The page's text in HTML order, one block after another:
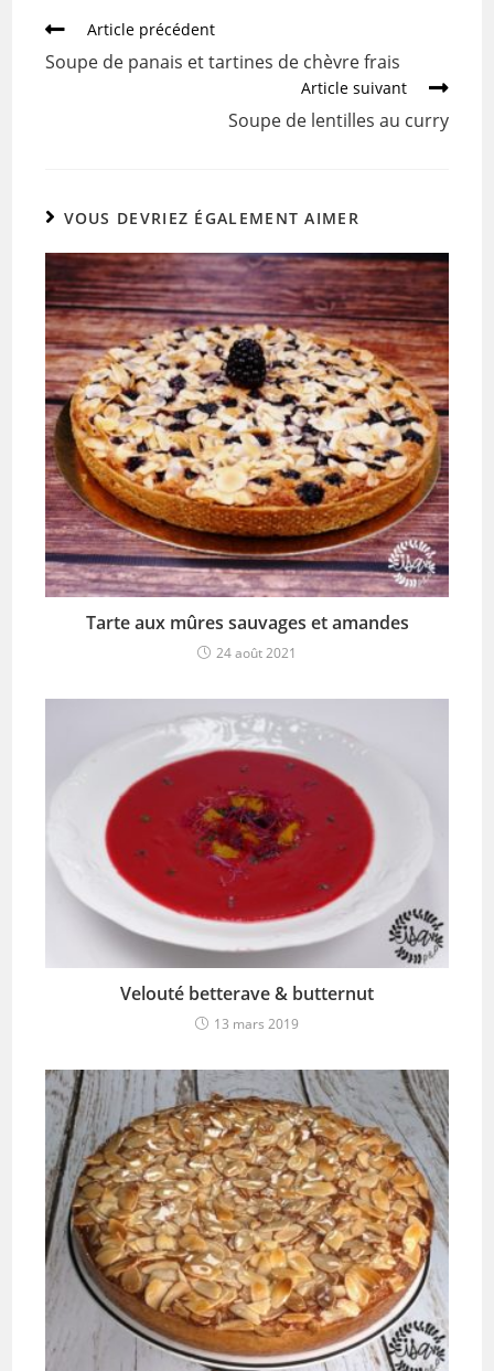
b
o
Article précédent
Soupe de panais et tartines de chèvre frais
Article suivant
Soupe de lentilles au curry
VOUS DEVRIEZ ÉGALEMENT AIMER
Tarte aux mûres sauvages et amandes
24 août 2021
Velouté betterave & butternut
13 mars 2019